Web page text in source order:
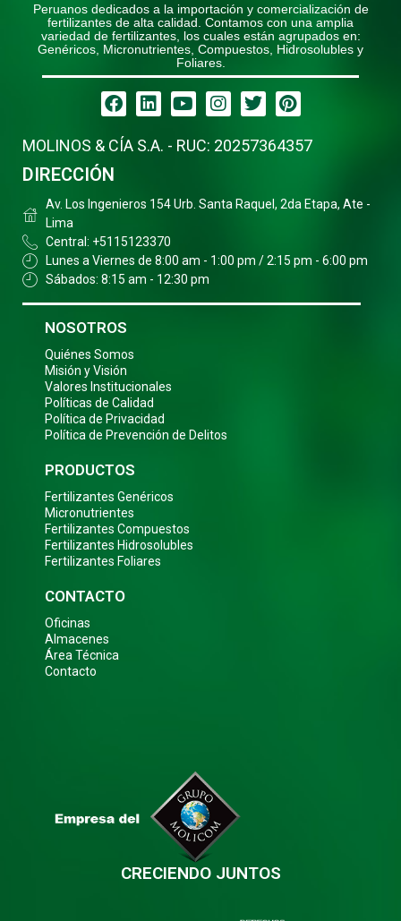
Peruanos dedicados a la importación y comercialización de
fertilizantes de alta calidad. Contamos con una amplia
variedad de fertilizantes, los cuales están agrupados en:
Genéricos, Micronutrientes, Compuestos, Hidrosolubles y
Foliares.
Facebook
LinkedinYoutubeInstagram
TwitterPinterest
MOLINOS & CÍA S.A. - RUC: 20257364357
DIRECCIÓN
Av. Los Ingenieros 154 Urb. Santa Raquel, 2da Etapa, Ate -
Lima
Central: +5115123370
Lunes a Viernes de 8:00 am - 1:00 pm / 2:15 pm - 6:00 pm
Sábados: 8:15 am - 12:30 pm
NOSOTROS
Quiénes Somos
Misión y Visión
Valores Institucionales
Políticas de Calidad
Política de Privacidad
Política de Prevención de Delitos
PRODUCTOS
Fertilizantes Genéricos
Micronutrientes
Fertilizantes Compuestos
Fertilizantes Hidrosolubles
Fertilizantes Foliares
CONTACTO
Oficinas
Almacenes
Área Técnica
Contacto
CRECIENDO JUNTOS